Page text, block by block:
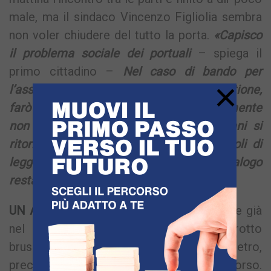
male, ma il sindaco Vincenzo Figliolia sembra
non voler chiudere del tutto la porta. «Capisco
il problema sociale dei portuali – spiega il
primo cittadino – Nel caso di bando per
l’assegnazione ad una società, per la gestione,
farò presente la loro situazione. Certamente
non posso dare certezze che da domani si
ritorni al lavoro. Oltretutto ci sono vincoli di
legge e burocratici da rispettare. Ma il dialogo
resta importante».
UN ANNO DI GELO –Un dialogo, però, che già
nel recente passato si era interrotto
bruscamente. Bisogna fare un passo indietro,
precisamente al febbraio dell’anno scorso.
×